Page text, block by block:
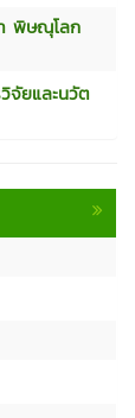
า พิษณุโลก
จัยและนวัต